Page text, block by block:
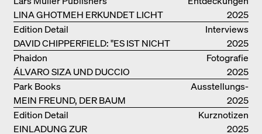
LINA GHOTMEH ERKUNDET LICHT
UND DUNKELHEIT
2025
Interviews
DAVID CHIPPERFIELD: "ES IST NICHT
SO LEICHT, BERLIN ZU MÖGEN"
Edition Detail
2025
Fotografie
ÁLVARO SIZA UND DUCCIO
MALAGAMBA: SKIZZEN UND
FOTOGRAFIEN
Phaidon
2025
Ausstellungs­
kataloge
MEIN FREUND, DER BAUM
Park Books
2025
Kurznotizen
EINLADUNG ZUR
Edition Detail
2025